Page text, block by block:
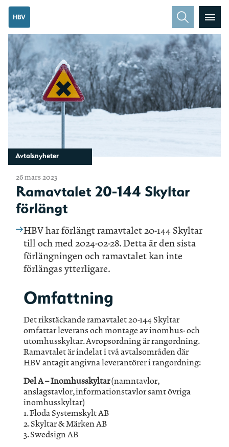
Avtalsnyheter
26 mars 2023
Ramavtalet 20-144 Skyltar
förlängt
HBV har förlängt ramavtalet 20-144 Skyltar
till och med 2024-02-28. Detta är den sista
förlängningen och ramavtalet kan inte
förlängas ytterligare.
Omfattning
Det rikstäckande ramavtalet 20-144 Skyltar
omfattar leverans och montage av inomhus- och
utomhusskyltar. Avropsordning är rangordning.
Ramavtalet är indelat i två avtalsområden där
HBV antagit angivna leverantörer i rangordning:
Del A – Inomhusskyltar(namntavlor,
anslagstavlor, informationstavlor samt övriga
inomhusskyltar)
1. Floda Systemskylt AB
2. Skyltar & Märken AB
3. Swedsign AB